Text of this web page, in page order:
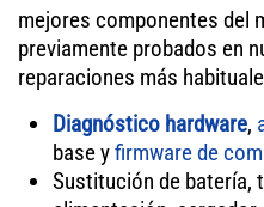
mejores componentes del
previamente probados en
reparaciones más
Diagnóstico hardware,
base yfirmware de
Sustitución de batería,